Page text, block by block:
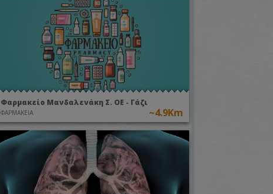
Φαρμακείο Μανδαλενάκη Σ. ΟΕ - Γάζι
ΦΑΡΜΑΚΕΙΑ ~4.9Km